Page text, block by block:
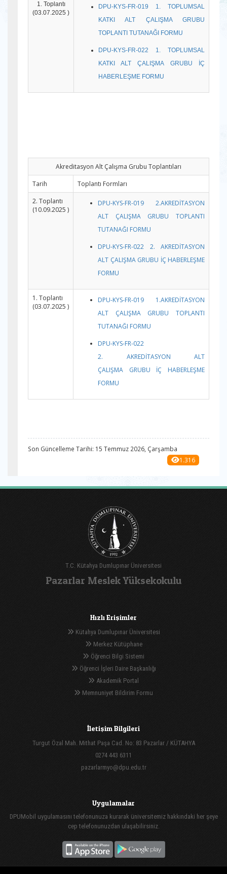
1. Toplantı
(03.07.2025 )
DPU-KYS-FR-019 1. TOPLUMSAL
KATKI ALT ÇALIŞMA GRUBU
TOPLANTI TUTANAĞI FORMU
DPU-KYS-FR-022 1. TOPLUMSAL
KATKI ALT ÇALIŞMA GRUBU İÇ
HABERLEŞME FORMU
Akreditasyon Alt Çalışma Grubu Toplantıları
Tarih
Toplantı Formları
2. Toplantı
(10.09.2025 )
DPU-KYS-FR-019 2.AKREDİTASYON
ALT ÇALIŞMA GRUBU TOPLANTI
TUTANAĞI FORMU
DPU-KYS-FR-022 2. AKREDİTASYON
ALT ÇALIŞMA GRUBU İÇ HABERLEŞME
FORMU
1. Toplantı
(03.07.2025 )
DPU-KYS-FR-019 1.AKREDİTASYON
ALT ÇALIŞMA GRUBU TOPLANTI
TUTANAĞI FORMU
DPU-KYS-FR-022
2. AKREDİTASYON ALT
ÇALIŞMA GRUBU İÇ HABERLEŞME
FORMU
Son Güncelleme Tarihi: 15 Temmuz 2026, Çarşamba
1.316
T.C. Kütahya Dumlupınar Üniversitesi
Pazarlar Meslek Yüksekokulu
Hızlı Erişimler
Kütahya Dumlupınar Üniversitesi
Merkez Kütüphane
Öğrenci Bilgi Sistemi
Öğrenci İşleri Daire Başkanlığı
Akademik Portal
Memnuniyet Bildirim Formu
İletişim Bilgileri
Turgut Özal Mah. Mithat Paşa Cad. No: 83 Pazarlar / KÜTAHYA
0274 443 6311
pazarlarmyo@dpu.edu.tr
Uygulamalar
DPUMobil uygulamasını telefonunuza kurarak üniversitemiz hakkındaki her şeye
cep telefonunuzdan ulaşabilirsiniz.